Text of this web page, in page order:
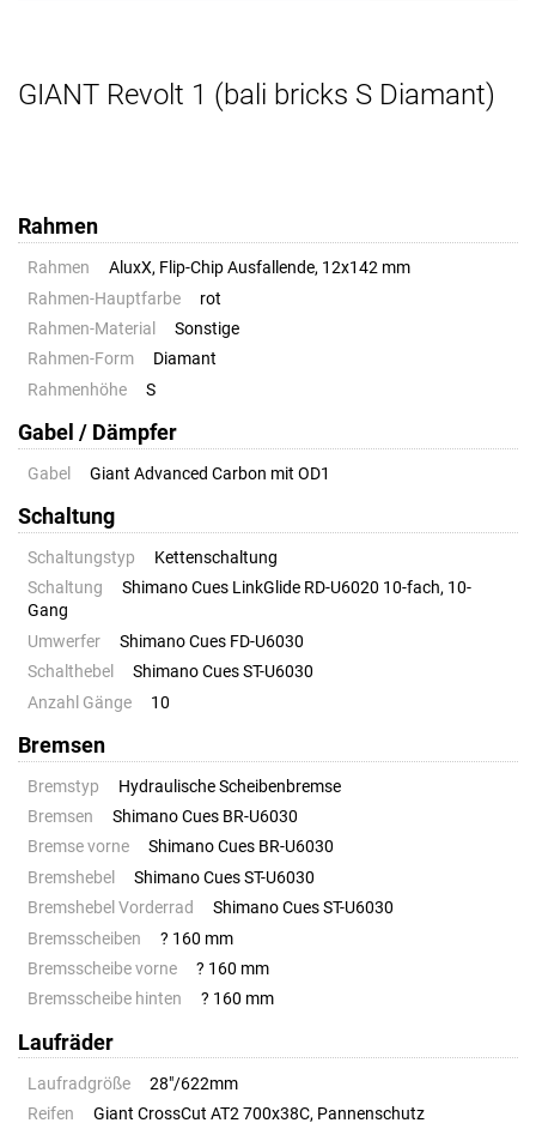
GIANT Revolt 1 (bali bricks S Diamant)
Rahmen
Rahmen
AluxX, Flip-Chip Ausfallende, 12x142 mm
Rahmen-Hauptfarbe
rot
Rahmen-Material
Sonstige
Rahmen-Form
Diamant
Rahmenhöhe
S
Gabel / Dämpfer
Gabel Giant Advanced Carbon mit OD1
Schaltung
Schaltungstyp
Kettenschaltung
Schaltung
Shimano Cues LinkGlide RD-U6020 10-fach, 10-
Gang
Umwerfer
Shimano Cues FD-U6030
Schalthebel
Shimano Cues ST-U6030
Anzahl Gänge
10
Bremsen
Bremstyp
Hydraulische Scheibenbremse
Bremsen
Shimano Cues BR-U6030
Bremse vorne
Shimano Cues BR-U6030
Bremshebel
Shimano Cues ST-U6030
Bremshebel Vorderrad
Shimano Cues ST-U6030
Bremsscheiben
? 160 mm
Bremsscheibe vorne
? 160 mm
Bremsscheibe hinten
? 160 mm
Laufräder
Laufradgröße
28"/622mm
Reifen
Giant CrossCut AT2 700x38C, Pannenschutz